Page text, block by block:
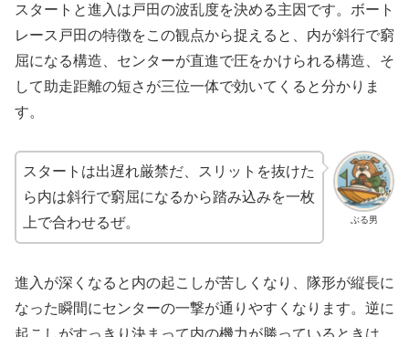
スタートと進入は戸田の波乱度を決める主因です。ボート
レース戸田の特徴をこの観点から捉えると、内が斜行で窮
屈になる構造、センターが直進で圧をかけられる構造、そ
して助走距離の短さが三位一体で効いてくると分かりま
す。
ぶる男
スタートは出遅れ厳禁だ、スリットを抜けた
ら内は斜行で窮屈になるから踏み込みを一枚
上で合わせるぜ。
進入が深くなると内の起こしが苦しくなり、隊形が縦長に
なった瞬間にセンターの一撃が通りやすくなります。逆に